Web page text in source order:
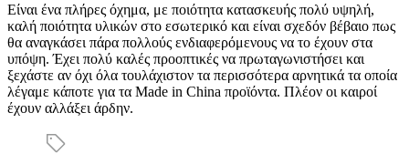
Είναι ένα πλήρες όχημα, με ποιότητα κατασκευής πολύ υψηλή,
καλή ποιότητα υλικών στο εσωτερικό και είναι σχεδόν βέβαιο πως
θα αναγκάσει πάρα πολλούς ενδιαφερόμενους να το έχουν στα
υπόψη. Έχει πολύ καλές προοπτικές να πρωταγωνιστήσει και
ξεχάστε αν όχι όλα τουλάχιστον τα περισσότερα αρνητικά τα οποία
λέγαμε κάποτε για τα Made in China προϊόντα. Πλέον οι καιροί
έχουν αλλάξει άρδην.